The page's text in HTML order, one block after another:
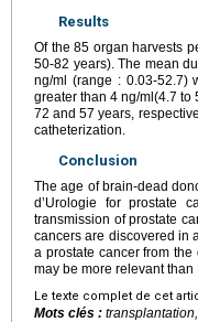
Results
Of the 85 organ harvests
50-82 years). The mean
ng/ml (range : 0.03-52.7)
greater than 4 ng/ml(4.7 to
72 and 57 years,
catheterization.
Conclusion
The age of brain-dead
d’Urologie for prostate
transmission of prostate
cancers are discovered in
a prostate cancer from
may be more relevant than
Le texte complet de cet
Mots clés :